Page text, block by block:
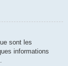
sont les
informations